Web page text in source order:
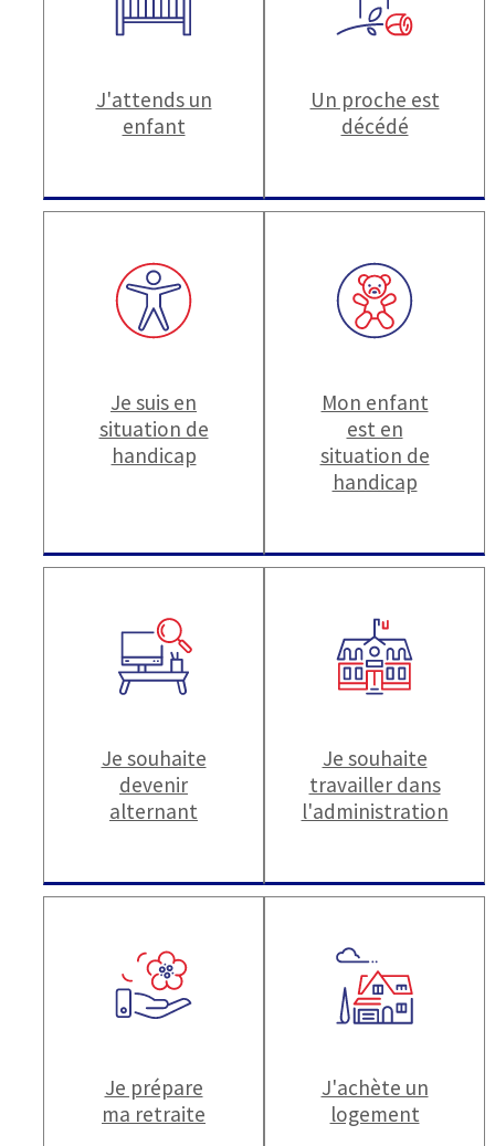
J'attends un
enfant
Un proche est
décédé
Je suis en
situation de
handicap
Mon enfant
est en
situation de
handicap
Je souhaite
devenir
alternant
Je souhaite
travailler dans
l'administration
Je prépare
ma retraite
J'achète un
logement